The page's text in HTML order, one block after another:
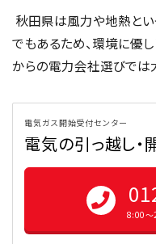
秋田県は風力や地熱と
でもあるため、環境に優
からの電力会社選びでは
電気ガス開始受付センター
電気の引っ越し・
8:00〜